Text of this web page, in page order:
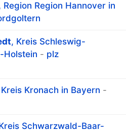
Region Region Hannover in
, Kreis Schleswig-
Holstein - plz
Kronach in Bayern -
Schwarzwald-Baar-